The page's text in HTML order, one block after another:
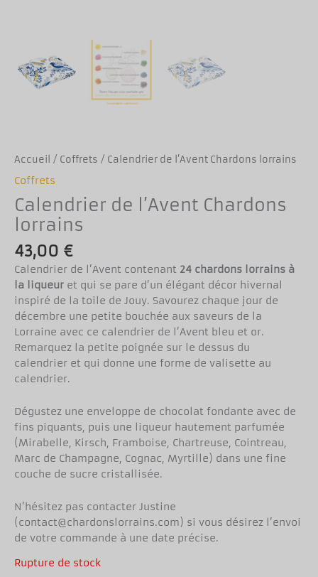
Accueil / Coffrets / Calendrier de l’Avent Chardons lorrains
Coffrets
Calendrier de l’Avent Chardons
lorrains
43,00 €
Calendrier de l’Avent contenant 24 chardons lorrains à
la liqueur et qui se pare d’un élégant décor hivernal
inspiré de la toile de Jouy. Savourez chaque jour de
décembre une petite bouchée aux saveurs de la
Lorraine avec ce calendrier de l’Avent bleu et or.
Remarquez la petite poignée sur le dessus du
calendrier et qui donne une forme de valisette au
calendrier.
Dégustez une enveloppe de chocolat fondante avec de
fins piquants, puis une liqueur hautement parfumée
(Mirabelle, Kirsch, Framboise, Chartreuse, Cointreau,
Marc de Champagne, Cognac, Myrtille) dans une fine
couche de sucre cristallisée.
N’hésitez pas contacter Justine
(contact@chardonslorrains.com) si vous désirez l’envoi
de votre commande à une date précise.
Rupture de stock